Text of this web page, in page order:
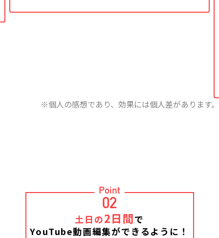
※個人の感想であり、効果には個人差があります。
Point
02
土日の2日間で
YouTube動画編集ができるように！